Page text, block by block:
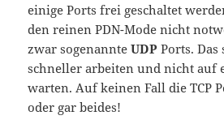
einige Ports frei geschaltet
den reinen PDN-Mode nicht
zwar sogenannteUDP Ports.
schneller arbeiten und nicht auf
warten. Auf keinen Fall die TCP
oder gar beides!